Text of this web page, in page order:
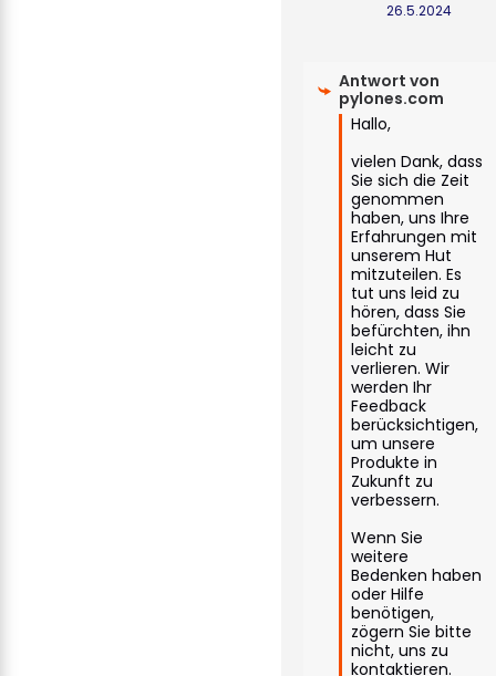
26.5.2024
Antwort von
pylones.com
Hallo,
vielen Dank, dass
Sie sich die Zeit
genommen
haben, uns Ihre
Erfahrungen mit
unserem Hut
mitzuteilen. Es
tut uns leid zu
hören, dass Sie
befürchten, ihn
leicht zu
verlieren. Wir
werden Ihr
Feedback
berücksichtigen,
um unsere
Produkte in
Zukunft zu
verbessern.
Wenn Sie
weitere
Bedenken haben
oder Hilfe
benötigen,
zögern Sie bitte
nicht, uns zu
kontaktieren.